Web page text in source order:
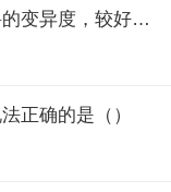
[单选,A1型题] 描述一组偏峰分布资料的变异度，较好的指标是（）
正确的是（）